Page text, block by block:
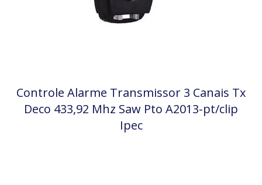
Controle Alarme Transmissor 3 Canais Tx
Deco 433,92 Mhz Saw Pto A2013-pt/clip
Ipec